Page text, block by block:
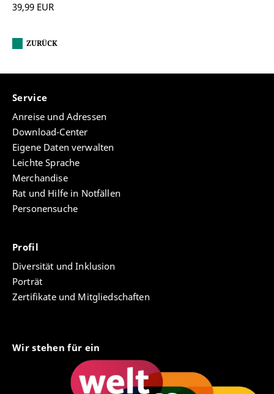
39,99 EUR
ZURÜCK
Service
Anreise und Adressen
Download-Center
Eigene Daten verwalten
Leichte Sprache
Merchandise
Rat und Hilfe in Notfällen
Personensuche
Profil
Diversität und Inklusion
Porträt
Zertifikate und Mitgliedschaften
Wir stehen für ein